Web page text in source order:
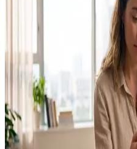
Asistan, KEDS'in iki web
energy.com) Arnavutça, Sırpça
KEDS'in iç sistemlerine
MÜŞTERİ
KEDS Energy
Müşteri destek asistanı
KANALLAR
keds-energy.com · kesco-
DİLLER
Arnavutça · Sırpça · İngilizce